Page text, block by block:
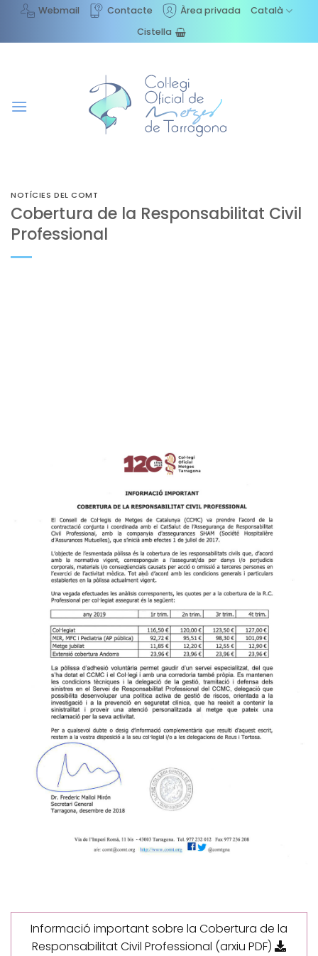
content
Webmail Contacte Àrea privada
Català
Cistella
NOTÍCIES DEL COMT
Cobertura de la Responsabilitat Civil
Professional
Informació important sobre la Cobertura de la
Responsabilitat Civil Professional (arxiu PDF)